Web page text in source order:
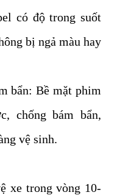
có độ trong suốt
bị ngả màu hay
bẩn: Bề mặt phim
chống bám bẩn,
vệ sinh.
xe trong vòng 10-